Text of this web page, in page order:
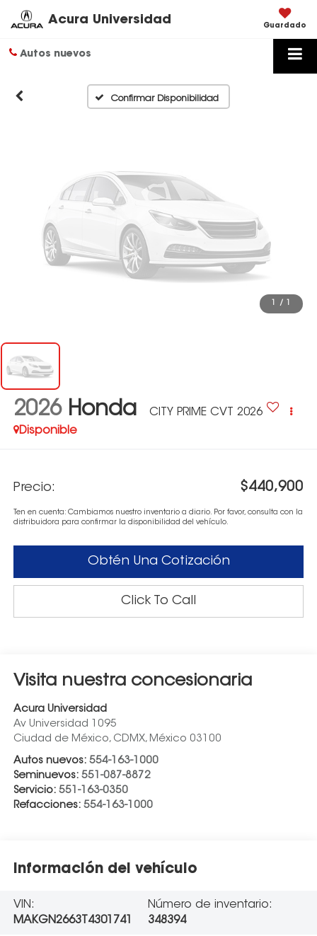
Acura Universidad Guardado
Autos nuevos
Confirmar Disponibilidad
Disponibles
Por favor, revise luego
/
2026 Honda
CITY PRIME CVT 2026
Disponible
Precio: $440,900
Ten en cuenta: Cambiamos nuestro inventario a diario. Por favor, consulta con la
distribuidora para confirmar la disponibilidad del vehículo.
Obtén Una Cotización
Click To Call
Visita nuestra concesionaria
Acura Universidad
Av Universidad 1095
Ciudad de México, CDMX, México 03100
Autos nuevos: 554-163-1000
Seminuevos: 551-087-8872
Servicio: 551-163-0350
Refacciones: 554-163-1000
Información del vehículo
VIN:
MAKGN2663T4301741
Número de inventario:
348394